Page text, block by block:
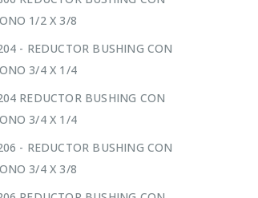
1/2 X 3/8
- REDUCTOR BUSHING CON
3/4 X 1/4
REDUCTOR BUSHING CON
3/4 X 1/4
- REDUCTOR BUSHING CON
3/4 X 3/8